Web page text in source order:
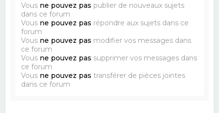
Vous ne pouvez pas publier de nouveaux sujets
dans ce forum
Vous ne pouvez pas répondre aux sujets dans ce
forum
Vous ne pouvez pas modifier vos messages dans
ce forum
Vous ne pouvez pas supprimer vos messages dans
ce forum
Vous ne pouvez pas transférer de pièces jointes
dans ce forum